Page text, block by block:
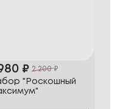
₽ 2 200₽
"Роскошный